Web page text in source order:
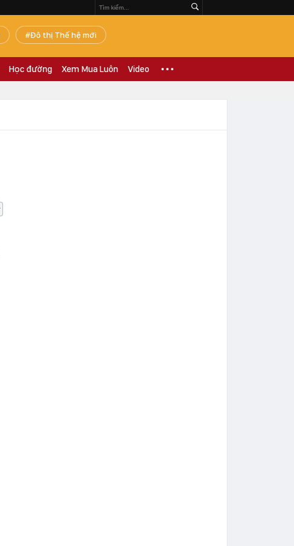
Đô thị Thế hệ mới
Học đường Xem Mua Luôn Video